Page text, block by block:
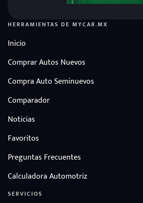
HERRAMIENTAS DE MYCAR.MX
Inicio
Comprar Autos Nuevos
Compra Auto Seminuevos
Comparador
Noticias
Favoritos
Preguntas Frecuentes
Calculadora Automotriz
SERVICIOS